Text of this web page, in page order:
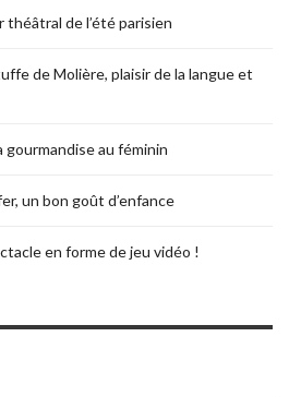
de l’été parisien
de Molière, plaisir de la langue et
gourmandise au féminin
un bon goût d’enfance
en forme de jeu vidéo !